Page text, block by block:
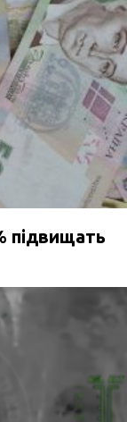
підвищать